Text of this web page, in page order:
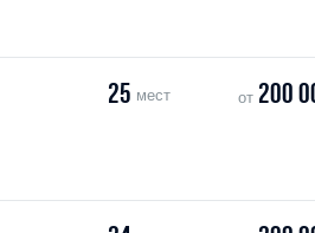
25 мест от 200